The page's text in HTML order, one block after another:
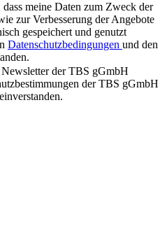
meine Daten zum Zweck der
zur Verbesserung der Angebote
gespeichert und genutzt
Datenschutzbedingungen und den
der TBS gGmbH
der TBS gGmbH